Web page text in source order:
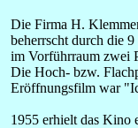
Die Firma H.
beherrscht durch die
im Vorführraum zwei
Die Hoch- bzw.
Eröffnungsfilm war
1955 erhielt das Kino